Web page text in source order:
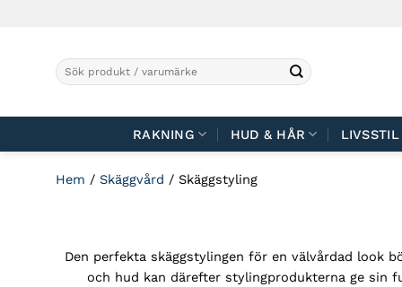
Sök
efter:
RAKNING HUD & HÅR LIVSSTIL
Hem / Skäggvård / Skäggstyling
Den perfekta skäggstylingen för en välvårdad look
och hud kan därefter stylingprodukterna ge sin